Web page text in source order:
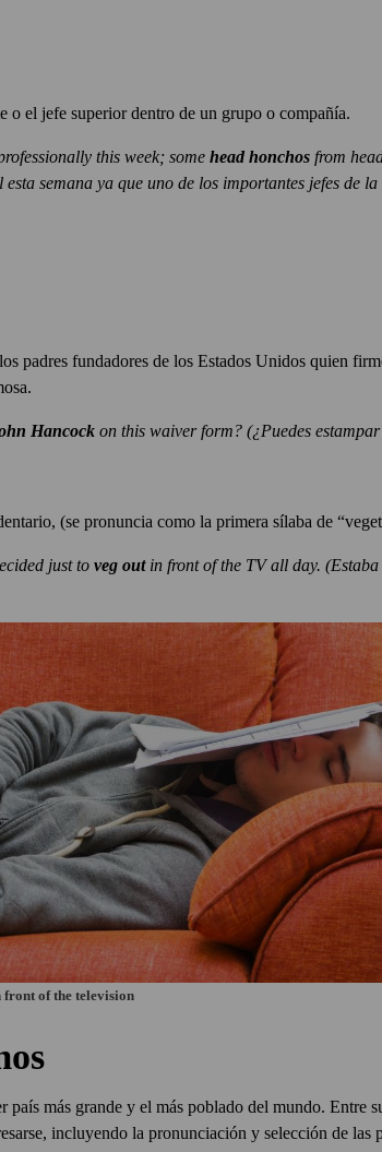
o el jefe superior dentro de un grupo o compañía.
this week; some head honchos from
esta semana ya que uno de los importantes jefes de
padres fundadores de los Estados Unidos quien
Hancock on this waiver form? (¿Puedes
(se pronuncia como la primera sílaba de
just to veg outin front of the TV all day.
front of the television
país más grande y el más poblado del mundo. Entre
incluyendo la pronunciación y selección de las